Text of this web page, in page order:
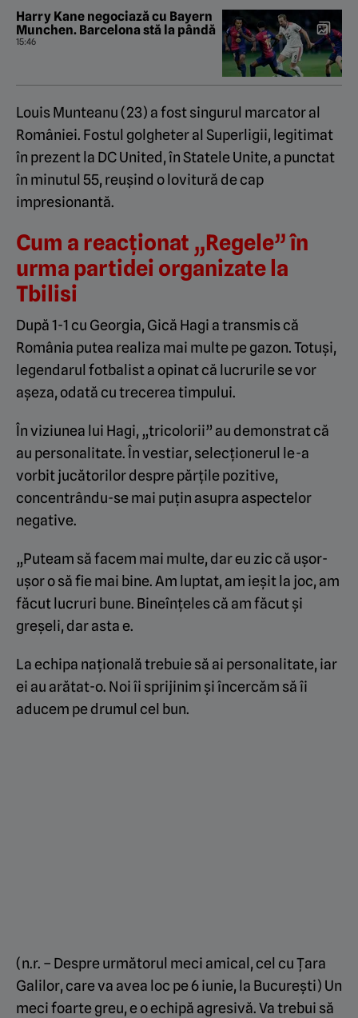
Harry Kane negociază cu Bayern
Munchen. Barcelona stă la pândă
15:46
Louis Munteanu (23) a fost singurul marcator al
României. Fostul golgheter al Superligii, legitimat
în prezent la DC United, în Statele Unite, a punctat
în minutul 55, reușind o lovitură de cap
impresionantă.
Cum a reacționat „Regele” în
urma partidei organizate la
Tbilisi
După 1-1 cu Georgia, Gică Hagi a transmis că
România putea realiza mai multe pe gazon. Totuși,
legendarul fotbalist a opinat că lucrurile se vor
așeza, odată cu trecerea timpului.
În viziunea lui Hagi, „tricolorii” au demonstrat că
au personalitate. În vestiar, selecționerul le-a
vorbit jucătorilor despre părțile pozitive,
concentrându-se mai puțin asupra aspectelor
negative.
„Puteam să facem mai multe, dar eu zic că ușor-
ușor o să fie mai bine. Am luptat, am ieșit la joc, am
făcut lucruri bune. Bineînțeles că am făcut și
greșeli, dar asta e.
La echipa națională trebuie să ai personalitate, iar
ei au arătat-o. Noi îi sprijinim și încercăm să îi
aducem pe drumul cel bun.
(n.r. – Despre următorul meci amical, cel cu Țara
Galilor, care va avea loc pe 6 iunie, la București) Un
meci foarte greu, e o echipă agresivă. Va trebui să